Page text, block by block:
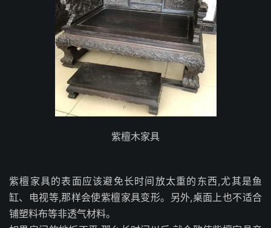
紫檀木家具
紫檀家具的表面应该避免长时间放太重的东西,尤其是鱼
缸、电视等,那样会使紫檀家具变形。另外,桌面上也不适合
铺塑料布等非透气材料。